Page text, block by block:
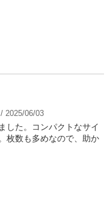
2025/06/03
した。コンパクトなサイ
枚数も多めなので、助か